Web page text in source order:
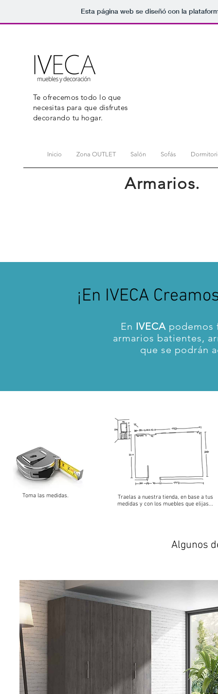
Esta página web se diseñó con la
Te ofrecemos todo lo que
necesitas para que disfrutes
decorando tu hogar.
Inicio Zona OUTLET Salón Sofás
Armarios.
¡En IVECA
En IVECA podemos
armarios batientes,
que se podrán
Toma las medidas.
Traelas a nuestra tienda, en base a tus
medidas y con los muebles que elijas...
Algunos